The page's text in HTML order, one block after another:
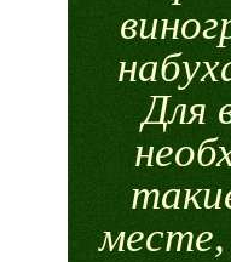
Для
месте,